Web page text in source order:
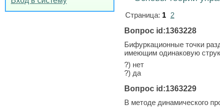
Страница: 1 2
Вопрос id:1363228
Бифуркационные точки
имеющим одинаковую
?) нет
?) да
Вопрос id:1363229
В методе динамического